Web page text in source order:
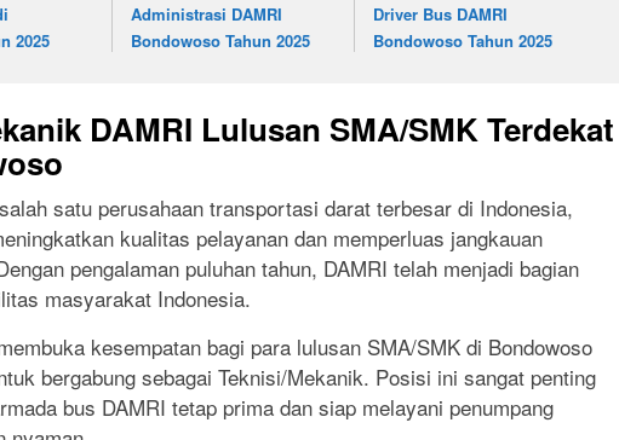
2025
Administrasi DAMRI
Bondowoso Tahun 2025
Driver Bus DAMRI
Bondowoso Tahun 2025
DAMRI Lulusan SMA/SMK Terdekat
satu perusahaan transportasi darat terbesar di Indonesia,
kualitas pelayanan dan memperluas jangkauan
pengalaman puluhan tahun, DAMRI telah menjadi bagian
masyarakat Indonesia.
kesempatan bagi para lulusan SMA/SMK di Bondowoso
bergabung sebagai Teknisi/Mekanik. Posisi ini sangat penting
bus DAMRI tetap prima dan siap melayani penumpang